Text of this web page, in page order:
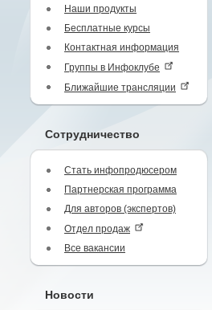
Наши продукты
Бесплатные курсы
Контактная информация
Группы в Инфоклубе
Ближайшие трансляции
Сотрудничество
Стать инфопродюсером
Партнерская программа
Для авторов (экспертов)
Отдел продаж
Все вакансии
Новости